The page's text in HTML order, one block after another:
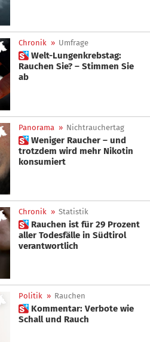
Chronik » Umfrage
 Welt-Lungenkrebstag:
Rauchen Sie? – Stimmen Sie
ab
Panorama » Nichtrauchertag
 Weniger Raucher – und
trotzdem wird mehr Nikotin
konsumiert
Chronik » Statistik
 Rauchen ist für 29 Prozent
aller Todesfälle in Südtirol
verantwortlich
Politik » Rauchen
 Kommentar: Verbote wie
Schall und Rauch